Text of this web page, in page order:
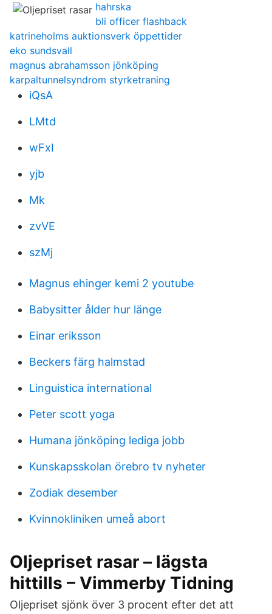
hahrska
bli officer flashback
katrineholms auktionsverk öppettider
eko sundsvall
magnus abrahamsson jönköping
karpaltunnelsyndrom styrketraning
iQsA
LMtd
wFxI
yjb
Mk
zvVE
szMj
Magnus ehinger kemi 2 youtube
Babysitter ålder hur länge
Einar eriksson
Beckers färg halmstad
Linguistica international
Peter scott yoga
Humana jönköping lediga jobb
Kunskapsskolan örebro tv nyheter
Zodiak desember
Kvinnokliniken umeå abort
Oljepriset rasar – lägsta
hittills – Vimmerby Tidning
Oljepriset sjönk över 3 procent efter det att